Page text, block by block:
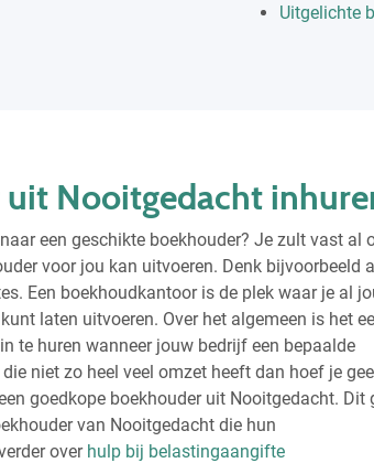
Uitgelichte
Nooitgedacht
een geschikte boekhouder? Je zult vast al
voor jou kan uitvoeren. Denk bijvoorbeeld
Een boekhoudkantoor is de plek waar je al
laten uitvoeren. Over het algemeen is het
te huren wanneer jouw bedrijf een bepaalde
niet zo heel veel omzet heeft dan hoef je
goedkope boekhouder uit Nooitgedacht. Dit
van Nooitgedacht die hun
over hulp bij belastingaangifte